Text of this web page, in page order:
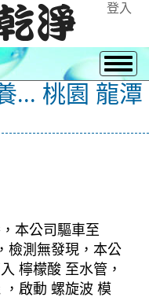
登入
... 桃園 龍潭
本公司驅車至
檢測無發現，本公
檸檬酸 至水管，
，啟動 螺旋波 模